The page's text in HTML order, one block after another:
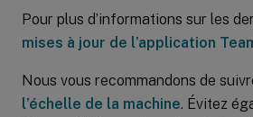
Pour plus d’informations sur les
mises à jour de l’application
Nous vous recommandons de
l’échelle de la machine. Évitez